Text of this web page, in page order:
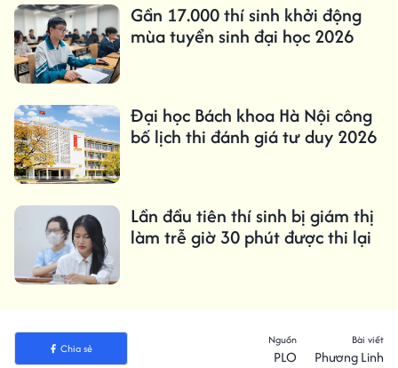
Gần 17.000 thí sinh khởi động
mùa tuyển sinh đại học 2026
Đại học Bách khoa Hà Nội công
bố lịch thi đánh giá tư duy 2026
Lần đầu tiên thí sinh bị giám thị
làm trễ giờ 30 phút được thi lại
Chia sẻ
Nguồn
PLO
Bài viết
Phương Linh